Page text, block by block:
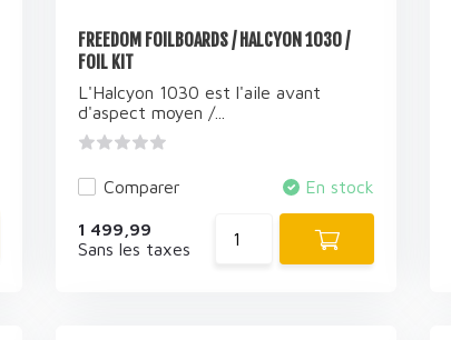
FREEDOM FOILBOARDS / HALCYON 1030 /
FOIL KIT
L'Halcyon 1030 est l'aile avant
d'aspect moyen /...
Comparer En stock
1 499,99
Sans les taxes